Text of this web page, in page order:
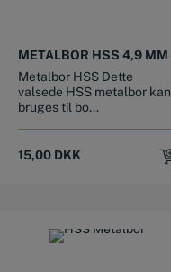
METALBOR HSS 4,9 MM
Metalbor HSS Dette
valsede HSS metalbor kan
bruges til bo...
15,00 DKK